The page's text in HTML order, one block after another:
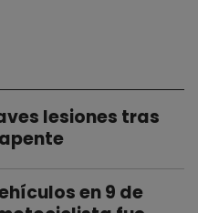
lesiones tras
en 9 de